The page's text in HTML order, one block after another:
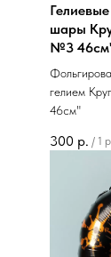
шары
№3
гелием
46см"
300 р. / 1